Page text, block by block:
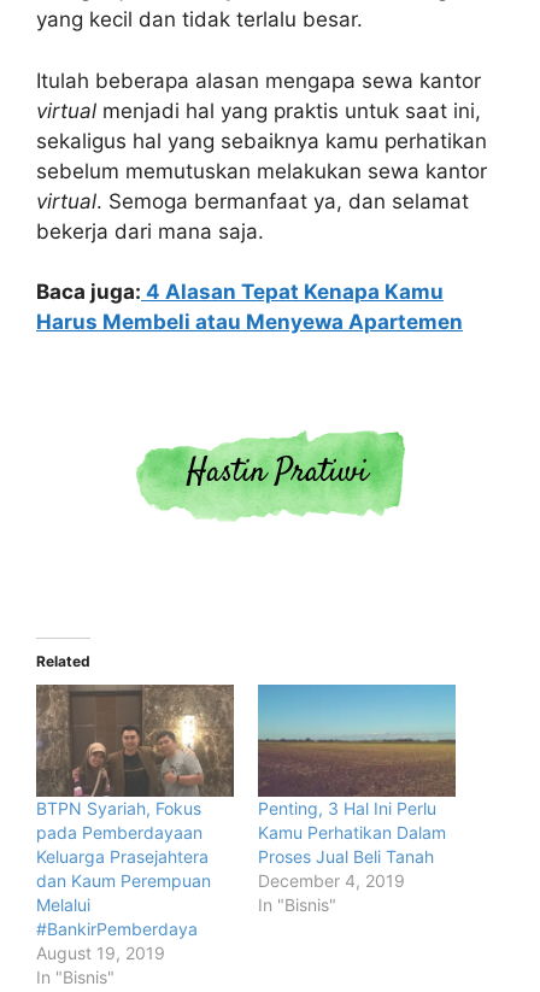
yang kecil dan tidak terlalu besar.
Itulah beberapa alasan mengapa sewa kantor
virtual menjadi hal yang praktis untuk saat ini,
sekaligus hal yang sebaiknya kamu perhatikan
sebelum memutuskan melakukan sewa kantor
virtual. Semoga bermanfaat ya, dan selamat
bekerja dari mana saja.
Baca juga: 4 Alasan Tepat Kenapa Kamu
Harus Membeli atau Menyewa Apartemen
Related
BTPN Syariah, Fokus
pada Pemberdayaan
Keluarga Prasejahtera
dan Kaum Perempuan
Melalui
#BankirPemberdaya
August 19, 2019
In "Bisnis"
Penting, 3 Hal Ini Perlu
Kamu Perhatikan Dalam
Proses Jual Beli Tanah
December 4, 2019
In "Bisnis"